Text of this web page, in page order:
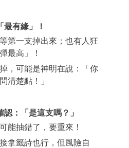
有緣」！
第一支掉出來；也有人狂
最高」！
，可能是神明在說：「你
清楚點！」
：「是這支嗎？」
能抽錯了，要重來！
拿籤詩也行，但風險自